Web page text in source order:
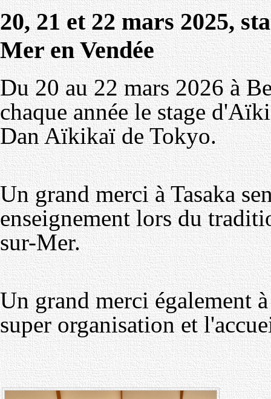
20, 21 et 22 mars 2025,
Mer en Vendée
Du 20 au 22 mars 2026 à
chaque année le stage
Dan Aïkikaï de Tokyo.
Un grand merci à Tasaka
enseignement lors du
sur-Mer.
Un grand merci également
super organisation et